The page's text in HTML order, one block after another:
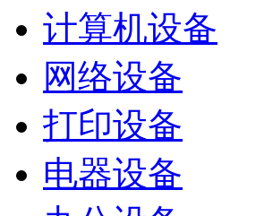
计算机设备
网络设备
打印设备
电器设备